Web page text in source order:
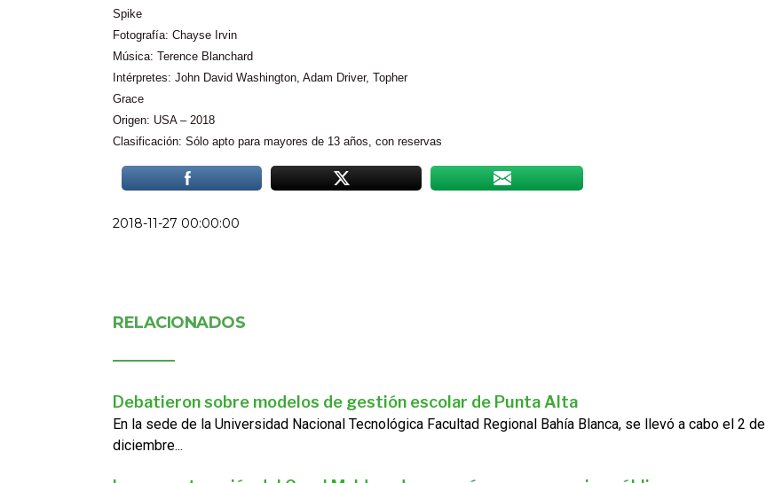
Spike
Fotografía: Chayse Irvin
Música: Terence Blanchard
Intérpretes: John David Washington, Adam Driver, Topher
Grace
Origen: USA – 2018
Clasificación: Sólo apto para mayores de 13 años, con reservas
2018-11-27 00:00:00
RELACIONADOS
Debatieron sobre modelos de gestión escolar de Punta Alta
En la sede de la Universidad Nacional Tecnológica Facultad Regional Bahía Blanca, se llevó a cabo el 2 de
diciembre...